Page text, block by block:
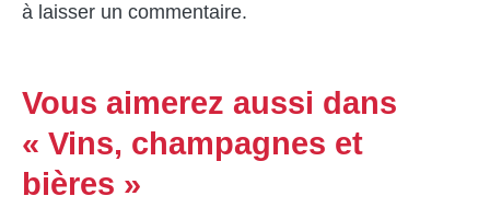
à laisser un commentaire.
Vous aimerez aussi dans
« Vins, champagnes et
bières »